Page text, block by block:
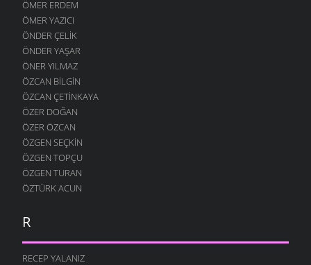
GERI ÇEVIRMIŞ
27 KASIM 2007
GÜNEŞ ÇALMIŞ
24 KASIM 2007
YÜZ BULAMADIM
15 KASIM 2007
DÖNMÜŞSÜN
11 KASIM 2007
KIM ÜZDÜ SENI ?
6 KASIM 2007
GIDERIM
CANAN GELECEK
19 EKIM 2007
ÖMER ERDEM
ÖMER YAZICI
ÖNDER ÇELIK
ÖNDER YAŞAR
ÖNER YILMAZ
ÖZCAN BILGIN
ÖZCAN ÇETINKAYA
ÖZER DOĞAN
ÖZER ÖZCAN
ÖZGEN SEÇKIN
ÖZGEN TOPÇU
ÖZGEN TURAN
ÖZTÜRK ACUN
R
RECEP YALANIZ